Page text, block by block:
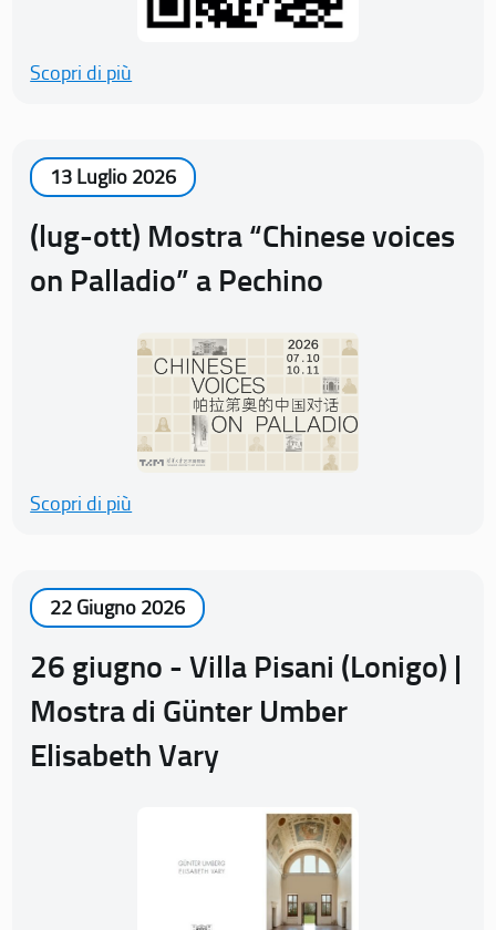
Scopri di più
13 Luglio 2026
(lug-ott) Mostra “Chinese voices
on Palladio” a Pechino
Scopri di più
22 Giugno 2026
26 giugno - Villa Pisani (Lonigo) |
Mostra di Günter Umber
Elisabeth Vary